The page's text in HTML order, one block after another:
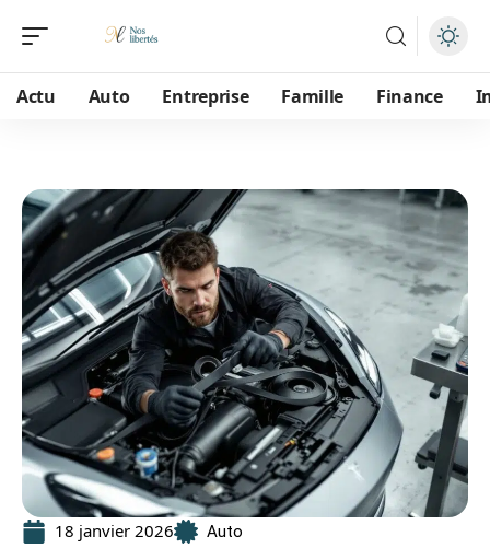
Actu Auto Entreprise Famille Finance
18 janvier 2026 Auto